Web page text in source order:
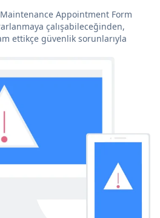
Appointment Form
çalışabileceğinden,
ettikçe güvenlik sorunlarıyla